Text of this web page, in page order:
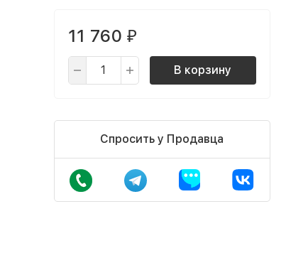
11 760 ₽
В корзину
Спросить у Продавца